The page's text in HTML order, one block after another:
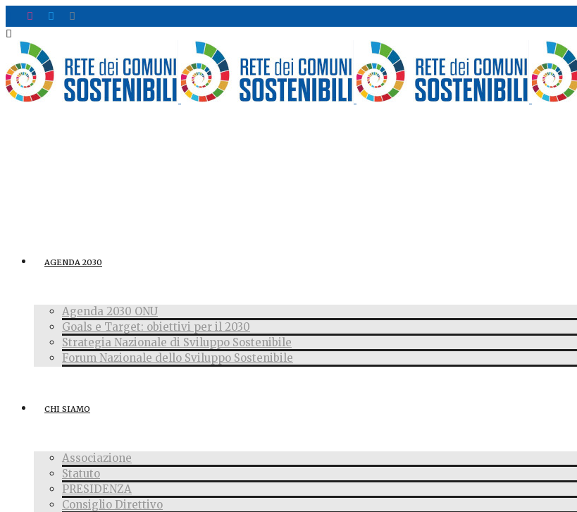
AGENDA 2030
Agenda 2030 ONU
Goals e Target: obiettivi per il 2030
Strategia Nazionale di Sviluppo Sostenibile
Forum Nazionale dello Sviluppo Sostenibile
CHI SIAMO
Associazione
Statuto
PRESIDENZA
Consiglio Direttivo